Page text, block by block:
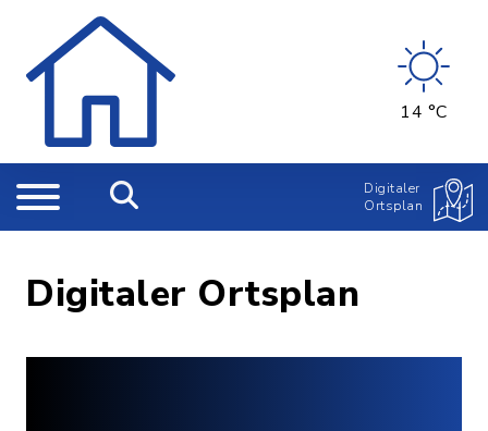
14 °C
Digitaler
Ortsplan
Digitaler Ortsplan